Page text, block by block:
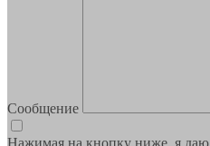
Сообщение